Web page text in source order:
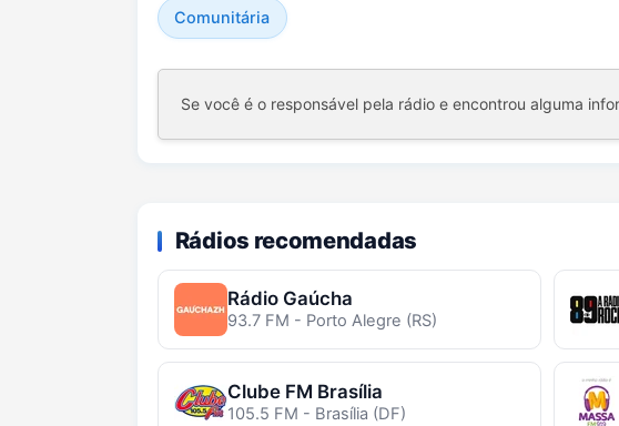
Comunitária
Se você é o responsável pela rádio e encontrou alguma
Rádios recomendadas
Rádio Gaúcha
93.7 FM - Porto Alegre (RS)
Clube FM Brasília
105.5 FM - Brasília (DF)